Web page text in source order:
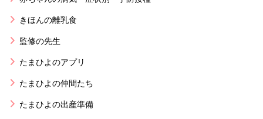
きほんの離乳食
監修の先生
たまひよのアプリ
たまひよの仲間たち
たまひよの出産準備